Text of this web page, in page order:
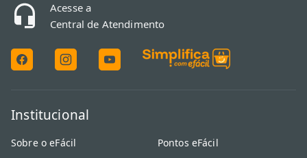
Acesse a
Central de Atendimento
Institucional
Sobre o eFácil
Pontos eFácil